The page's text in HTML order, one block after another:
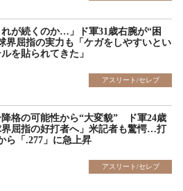
れが続くのか…」ド軍31歳右腕が“困
屈指の実力も「ケガをしやすいとい
を貼られてきた」
アスリート/セレブ
降格の可能性から“大変貌” ド軍24歳
屈指の好打者へ」米記者も驚愕…打
ら「.277」に急上昇
アスリート/セレブ